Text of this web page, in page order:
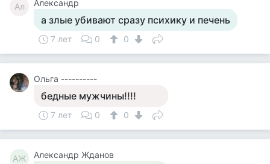
Ал Александр
а злые убивают сразу психику и печень
7 лет 0 0
Ольга ----------
бедные мужчины!!!!
7 лет 0 0
АЖ Александр Жданов